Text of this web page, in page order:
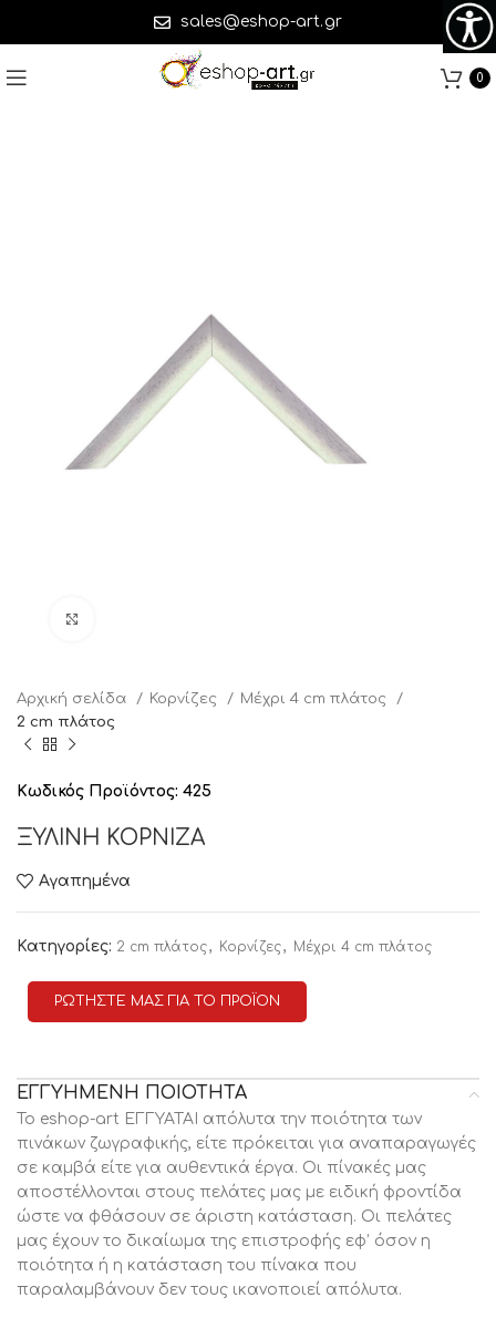
sales@eshop-art.gr
0
Αρχική σελίδα Κορνίζες
Μέχρι 4 cm πλάτος
2 cm πλάτος
Κωδικός Προϊόντος: 425
ΞΥΛΙΝΗ ΚΟΡΝΙΖΑ
Αγαπημένα
Κατηγορίες: 2 cm πλάτος, Κορνίζες, Μέχρι 4 cm πλάτος
ΡΩΤΗΣΤΕ ΜΑΣ ΓΙΑ ΤΟ ΠΡΟΪΟΝ
ΕΓΓΥΗΜΕΝΗ ΠΟΙΟΤΗΤΑ
Το eshop-art ΕΓΓΥΑΤΑΙ απόλυτα την ποιότητα των
πινάκων ζωγραφικής, είτε πρόκειται για αναπαραγωγές
σε καμβά είτε για αυθεντικά έργα. Οι πίνακές μας
αποστέλλονται στους πελάτες μας με ειδική φροντίδα
ώστε να φθάσουν σε άριστη κατάσταση. Οι πελάτες
μας έχουν το δικαίωμα της επιστροφής εφ’ όσον η
ποιότητα ή η κατάσταση του πίνακα που
παραλαμβάνουν δεν τους ικανοποιεί απόλυτα.